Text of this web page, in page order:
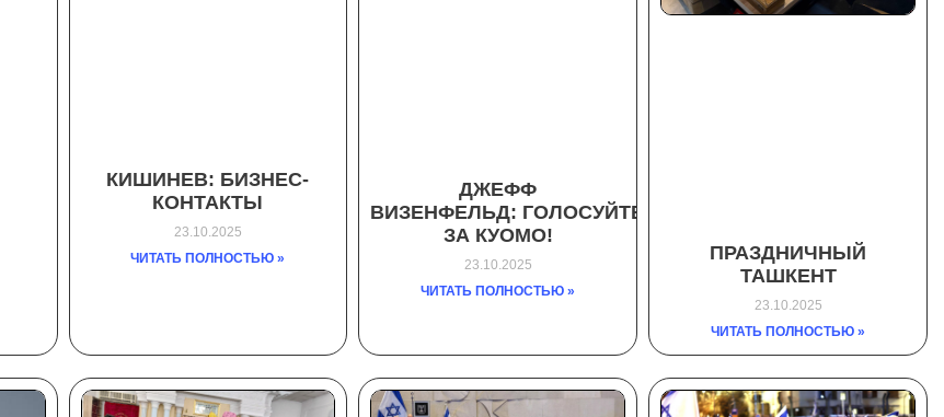
КИШИНЕВ: БИЗНЕС-
КОНТАКТЫ
23.10.2025
ЧИТАТЬ ПОЛНОСТЬЮ »
ДЖЕФФ
ВИЗЕНФЕЛЬД: ГОЛОСУЙТЕ
ЗА КУОМО!
23.10.2025
ЧИТАТЬ ПОЛНОСТЬЮ »
ПРАЗДНИЧНЫЙ
ТАШКЕНТ
23.10.2025
ЧИТАТЬ ПОЛНОСТЬЮ »